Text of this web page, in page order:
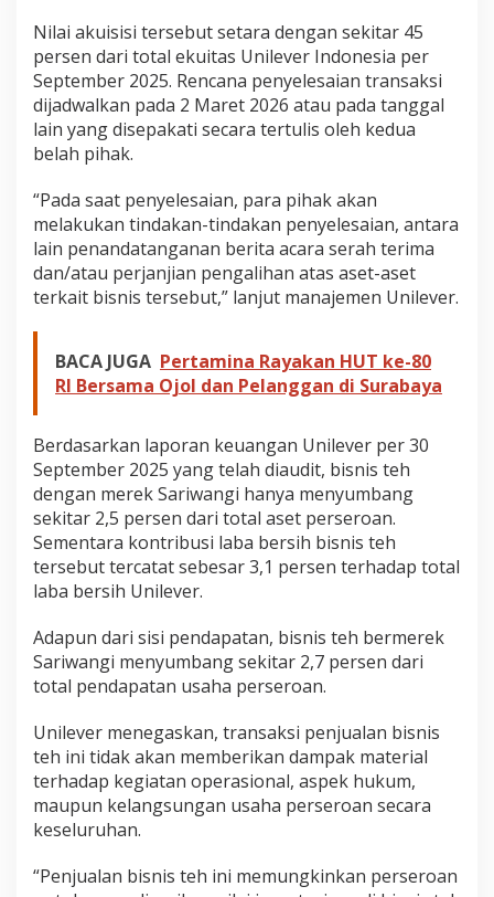
Nilai akuisisi tersebut setara dengan sekitar 45
persen dari total ekuitas Unilever Indonesia per
September 2025. Rencana penyelesaian transaksi
dijadwalkan pada 2 Maret 2026 atau pada tanggal
lain yang disepakati secara tertulis oleh kedua
belah pihak.
“Pada saat penyelesaian, para pihak akan
melakukan tindakan-tindakan penyelesaian, antara
lain penandatanganan berita acara serah terima
dan/atau perjanjian pengalihan atas aset-aset
terkait bisnis tersebut,” lanjut manajemen Unilever.
BACA JUGA Pertamina Rayakan HUT ke-80
RI Bersama Ojol dan Pelanggan di Surabaya
Berdasarkan laporan keuangan Unilever per 30
September 2025 yang telah diaudit, bisnis teh
dengan merek Sariwangi hanya menyumbang
sekitar 2,5 persen dari total aset perseroan.
Sementara kontribusi laba bersih bisnis teh
tersebut tercatat sebesar 3,1 persen terhadap total
laba bersih Unilever.
Adapun dari sisi pendapatan, bisnis teh bermerek
Sariwangi menyumbang sekitar 2,7 persen dari
total pendapatan usaha perseroan.
Unilever menegaskan, transaksi penjualan bisnis
teh ini tidak akan memberikan dampak material
terhadap kegiatan operasional, aspek hukum,
maupun kelangsungan usaha perseroan secara
keseluruhan.
“Penjualan bisnis teh ini memungkinkan perseroan